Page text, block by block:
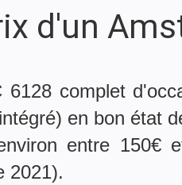
d'un
6128 complet
en bon état
entre 150€
2021).